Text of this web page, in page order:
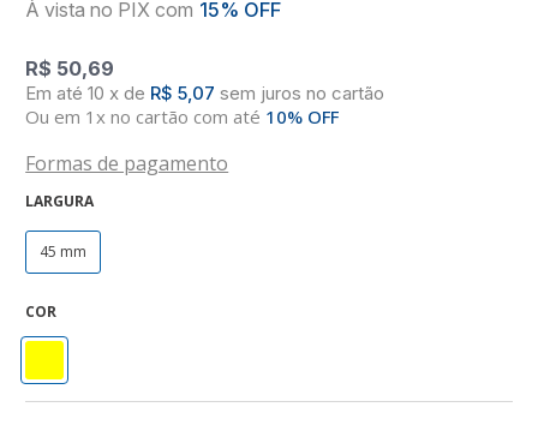
R$ 50,69
10 x de R$ 5,07 sem juros no cartão
Ou em 1x no cartão com até 10% OFF
Formas de pagamento
LARGURA
45 mm
COR